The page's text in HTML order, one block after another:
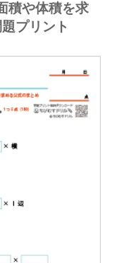
積や体積を求
プリント